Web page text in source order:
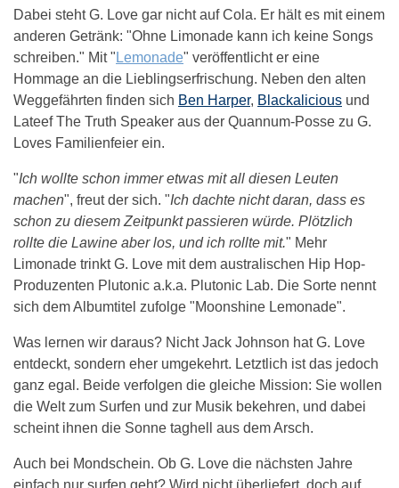
Dabei steht G. Love gar nicht auf Cola. Er hält es mit einem
anderen Getränk: "Ohne Limonade kann ich keine Songs
schreiben." Mit "Lemonade" veröffentlicht er eine
Hommage an die Lieblingserfrischung. Neben den alten
Weggefährten finden sich Ben Harper, Blackalicious und
Lateef The Truth Speaker aus der Quannum-Posse zu G.
Loves Familienfeier ein.
"Ich wollte schon immer etwas mit all diesen Leuten
machen", freut der sich. "Ich dachte nicht daran, dass es
schon zu diesem Zeitpunkt passieren würde. Plötzlich
rollte die Lawine aber los, und ich rollte mit." Mehr
Limonade trinkt G. Love mit dem australischen Hip Hop-
Produzenten Plutonic a.k.a. Plutonic Lab. Die Sorte nennt
sich dem Albumtitel zufolge "Moonshine Lemonade".
Was lernen wir daraus? Nicht Jack Johnson hat G. Love
entdeckt, sondern eher umgekehrt. Letztlich ist das jedoch
ganz egal. Beide verfolgen die gleiche Mission: Sie wollen
die Welt zum Surfen und zur Musik bekehren, und dabei
scheint ihnen die Sonne taghell aus dem Arsch.
Auch bei Mondschein. Ob G. Love die nächsten Jahre